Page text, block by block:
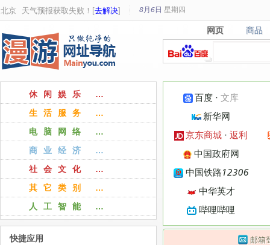
北京 天气预报获取失败！[去解决] 8月6日 星期四
网页
网页 商品
商品
百度 ·文库
新华网
京东商城 ·返利
中国政府网
中国铁路12306
中华英才
哔哩哔哩
邮箱
休闲娱乐 …
生活服务 …
电脑网络 …
商业经济 …
社会文化 …
其它类别 …
人工智能 …
快捷应用